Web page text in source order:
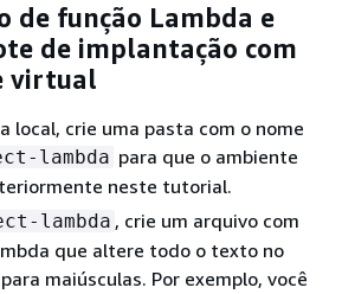
de função Lambda e
de implantação com
virtual
local, crie uma pasta com o nome
lambda para que o ambiente
neste tutorial.
lambda , crie um arquivo com
que altere todo o texto no
maiúsculas. Por exemplo, você